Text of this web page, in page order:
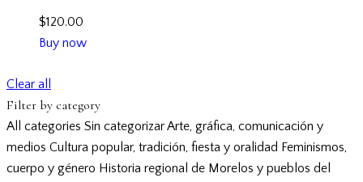
$120.00
Buy now
Clear all
Filter by category
All categories Sin categorizarArte, gráfica, comunicación y
medios Cultura popular, tradición, fiesta y oralidad Feminismos,
cuerpo y género Historia regional de Morelos y pueblos del